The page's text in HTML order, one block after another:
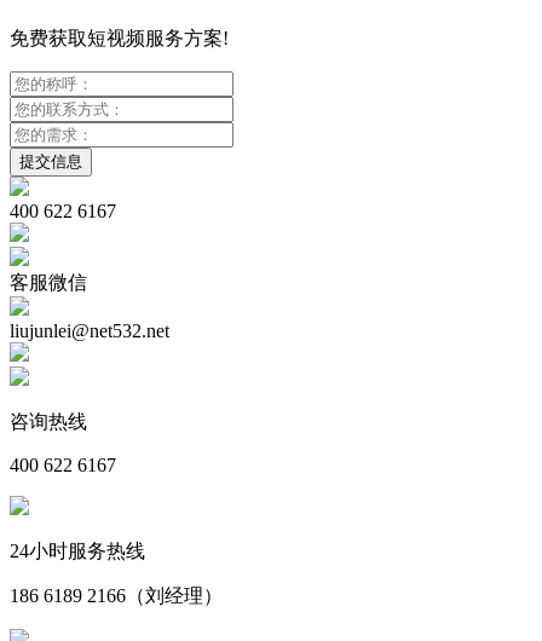
免费获取短视频服务方案!
400 622 6167
客服微信
liujunlei@net532.net
咨询热线
400 622 6167
24小时服务热线
186 6189 2166（刘经理）